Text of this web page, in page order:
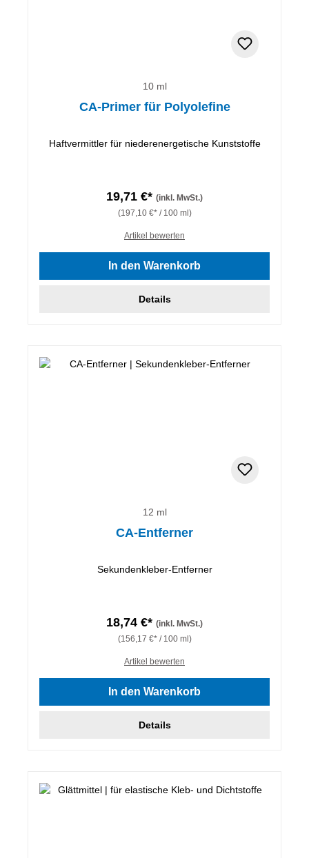
10 ml
CA-Primer für Polyolefine
Haftvermittler für niederenergetische Kunststoffe
19,71 €* (inkl. MwSt.)
(197,10 €* / 100 ml)
Artikel bewerten
In den Warenkorb
Details
12 ml
CA-Entferner
Sekundenkleber-Entferner
18,74 €* (inkl. MwSt.)
(156,17 €* / 100 ml)
Artikel bewerten
In den Warenkorb
Details